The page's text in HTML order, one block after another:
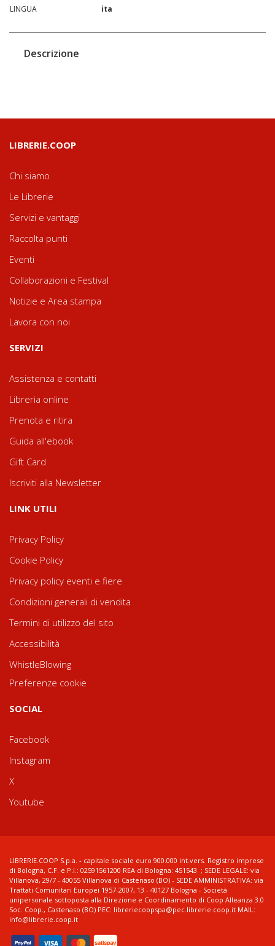
LINGUA
ita
Descrizione
LIBRERIE.COOP
Chi siamo
Le Librerie
Servizi e vantaggi
Raccolta punti
Eventi
Collaborazioni e Festival
Notizie e Area stampa
Lavora con noi
SERVIZI
Assistenza e contatti
Libreria online
Prenota e ritira
Guida all'ebook
Gift Card
Iscriviti alla Newsletter
LINK UTILI
Privacy Policy
Cookie Policy
Privacy policy eventi e fiere
Condizioni generali di vendita
Termini di utilizzo del sito
Accessibilità
WhistleBlowing
Preferenze cookie
SOCIAL
Facebook
Instagram
X
Youtube
LIBRERIE.COOP S.p.a. - capitale sociale euro 900.000 int.vers. Registro imprese
di Bologna, C.F. e P.I.: 02591561200 REA di Bologna: 451543 ; SEDE LEGALE: via
Villanova, 29/7 - 40055 Villanova di Castenaso (BO) - SEDE AMMINISTRATIVA: via
Trattati Comunitari Europei 1957-2007, 13 - 40127 Bologna - Società
unipersonale sottoposta alla Direzione e Coordinamento di Coop Alleanza 3.0
Soc. Coop., Castenaso (BO) PEC: libreriecoopspa@pec.librerie.coop.it MAIL:
info@librerie.coop.it